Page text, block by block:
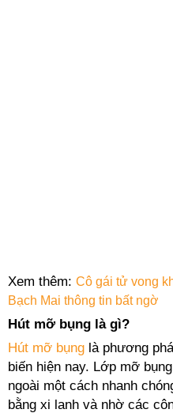
Xem thêm: Cô gái tử vong
Bạch Mai thông tin bất ngờ
Hút mỡ bụng là gì?
Hút mỡ bụng là phương
biến hiện nay. Lớp mỡ
ngoài một cách nhanh
bằng xi lanh và nhờ các